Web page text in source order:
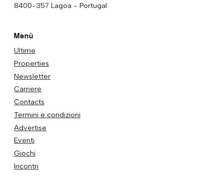
8400-357 Lagoa - Portugal
Menù
Ultime
Properties
Newsletter
Carriere
Contacts
Termini e condizioni
Advertise
Eventi
Giochi
Incontri